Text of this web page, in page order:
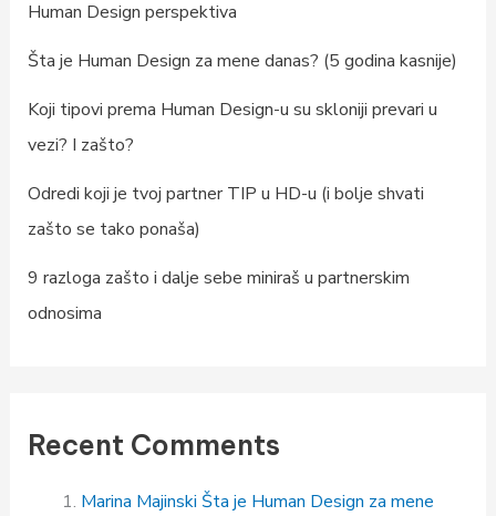
Human Design perspektiva
Šta je Human Design za mene danas? (5 godina kasnije)
Koji tipovi prema Human Design-u su skloniji prevari u
vezi? I zašto?
Odredi koji je tvoj partner TIP u HD-u (i bolje shvati
zašto se tako ponaša)
9 razloga zašto i dalje sebe miniraš u partnerskim
odnosima
Recent Comments
Marina Majinski Šta je Human Design za mene